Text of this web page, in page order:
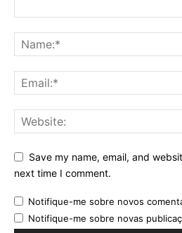
Save my name, email, and
next time I comment.
Notifique-me sobre novos
Notifique-me sobre novas